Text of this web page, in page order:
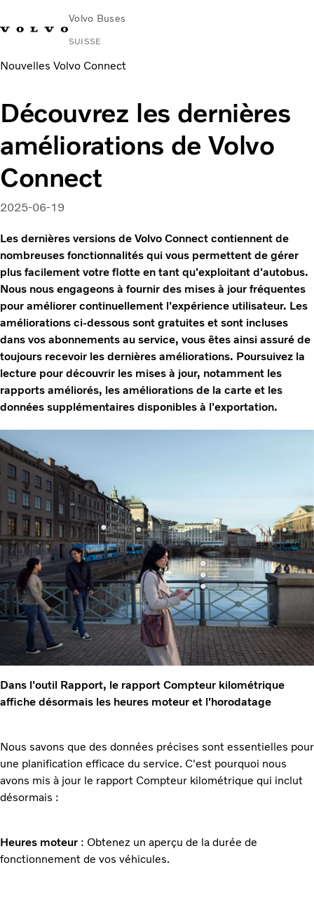
Volvo Buses
SUISSE
Nouvelles Volvo Connect
Découvrez les dernières
améliorations de Volvo
Connect
2025-06-19
Les dernières versions de Volvo Connect contiennent de
nombreuses fonctionnalités qui vous permettent de gérer
plus facilement votre flotte en tant qu'exploitant d'autobus.
Nous nous engageons à fournir des mises à jour fréquentes
pour améliorer continuellement l'expérience utilisateur. Les
améliorations ci-dessous sont gratuites et sont incluses
dans vos abonnements au service, vous êtes ainsi assuré de
toujours recevoir les dernières améliorations. Poursuivez la
lecture pour découvrir les mises à jour, notamment les
rapports améliorés, les améliorations de la carte et les
données supplémentaires disponibles à l'exportation.
Dans l'outil Rapport, le rapport Compteur kilométrique
affiche désormais les heures moteur et l'horodatage
Nous savons que des données précises sont essentielles pour
une planification efficace du service. C'est pourquoi nous
avons mis à jour le rapport Compteur kilométrique qui inclut
désormais :
Heures moteur : Obtenez un aperçu de la durée de
fonctionnement de vos véhicules.